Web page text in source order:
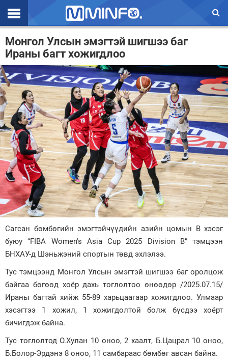
Эхлэл
Цаг агаар
Валют ханш
Улс төр
Эдийн засаг
Үзэл бодол
Спорт
Нийгэм
Дэлхий
Зурхай
Монгол Улсын эмэгтэй шигшээ баг
Ираны багт хожигдлоо
Сагсан бөмбөгийн эмэгтэйчүүдийн азийн цомын В хэсэг
буюу “FIBA Women's Asia Cup 2025 Division B” тэмцээн
БНХАУ-д Шэньжэний спортын төвд эхлэлээ.
Тус тэмцээнд Монгол Улсын эмэгтэй шигшээ баг оролцож
байгаа бөгөөд хоёр дахь тоглолтоо өнөөдөр /2025.07.15/
Ираны багтай хийж 55-89 харьцаагаар хожигдлоо. Улмаар
хэсэгтээ 1 хожил, 1 хожигдолтой болж бүсдээ хоёрт
бичигдэж байна.
Тус тоглолтод О.Хулан 10 оноо, 2 хаалт, Б.Цацрал 10 оноо,
Б.Болор-Эрдэнэ 8 оноо, 11 самбараас бөмбөг авсан байна.